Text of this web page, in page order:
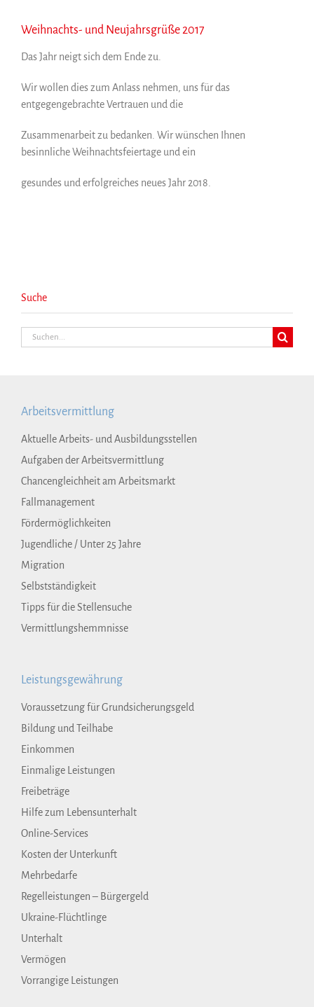
Weihnachts- und Neujahrsgrüße 2017
Das Jahr neigt sich dem Ende zu.
Wir wollen dies zum Anlass nehmen, uns für das
entgegengebrachte Vertrauen und die
Zusammenarbeit zu bedanken. Wir wünschen Ihnen
besinnliche Weihnachtsfeiertage und ein
gesundes und erfolgreiches neues Jahr 2018.
Suche
Suche
Arbeitsvermittlung
Aktuelle Arbeits- und Ausbildungsstellen
Aufgaben der Arbeitsvermittlung
Chancengleichheit am Arbeitsmarkt
Fallmanagement
Fördermöglichkeiten
Jugendliche / Unter 25 Jahre
Migration
Selbstständigkeit
Tipps für die Stellensuche
Vermittlungshemmnisse
Leistungsgewährung
Voraussetzung für Grundsicherungsgeld
Bildung und Teilhabe
Einkommen
Einmalige Leistungen
Freibeträge
Hilfe zum Lebensunterhalt
Online-Services
Kosten der Unterkunft
Mehrbedarfe
Regelleistungen – Bürgergeld
Ukraine-Flüchtlinge
Unterhalt
Vermögen
Vorrangige Leistungen